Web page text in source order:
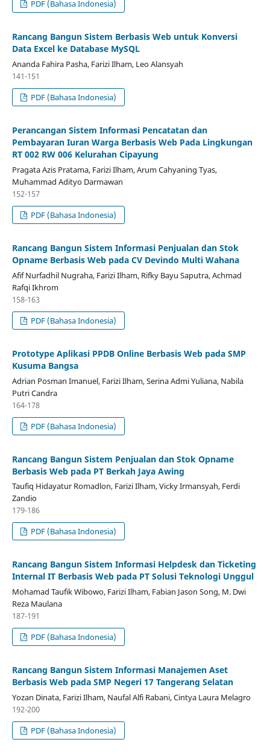
PDF (Bahasa Indonesia)
Rancang Bangun Sistem Berbasis Web untuk Konversi
Data Excel ke Database MySQL
Ananda Fahira Pasha, Farizi Ilham, Leo Alansyah
141-151
PDF (Bahasa Indonesia)
Perancangan Sistem Informasi Pencatatan dan
Pembayaran Iuran Warga Berbasis Web Pada Lingkungan
RT 002 RW 006 Kelurahan Cipayung
Pragata Azis Pratama, Farizi Ilham, Arum Cahyaning Tyas,
Muhammad Adityo Darmawan
152-157
PDF (Bahasa Indonesia)
Rancang Bangun Sistem Informasi Penjualan dan Stok
Opname Berbasis Web pada CV Devindo Multi Wahana
Afif Nurfadhil Nugraha, Farizi Ilham, Rifky Bayu Saputra, Achmad
Rafqi Ikhrom
158-163
PDF (Bahasa Indonesia)
Prototype Aplikasi PPDB Online Berbasis Web pada SMP
Kusuma Bangsa
Adrian Posman Imanuel, Farizi Ilham, Serina Admi Yuliana, Nabila
Putri Candra
164-178
PDF (Bahasa Indonesia)
Rancang Bangun Sistem Penjualan dan Stok Opname
Berbasis Web pada PT Berkah Jaya Awing
Taufiq Hidayatur Romadlon, Farizi Ilham, Vicky Irmansyah, Ferdi
Zandio
179-186
PDF (Bahasa Indonesia)
Rancang Bangun Sistem Informasi Helpdesk dan Ticketing
Internal IT Berbasis Web pada PT Solusi Teknologi Unggul
Mohamad Taufik Wibowo, Farizi Ilham, Fabian Jason Song, M. Dwi
Reza Maulana
187-191
PDF (Bahasa Indonesia)
Rancang Bangun Sistem Informasi Manajemen Aset
Berbasis Web pada SMP Negeri 17 Tangerang Selatan
Yozan Dinata, Farizi Ilham, Naufal Alfi Rabani, Cintya Laura Melagro
192-200
PDF (Bahasa Indonesia)